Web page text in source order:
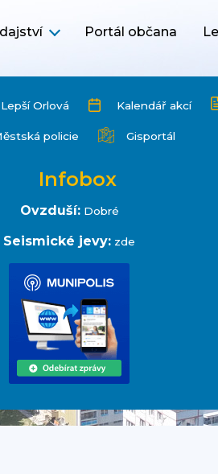
Portál občana
Lepší Orlová Kalendář akcí
policie Gisportál
Infobox
Ovzduší: Dobré
Seismické jevy: zde